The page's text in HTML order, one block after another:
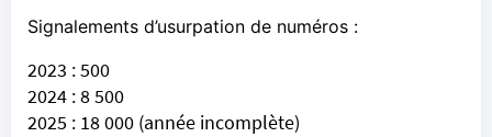
Signalements d’usurpation de numéros :
2023 : 500
2024 : 8 500
2025 : 18 000 (année incomplète)